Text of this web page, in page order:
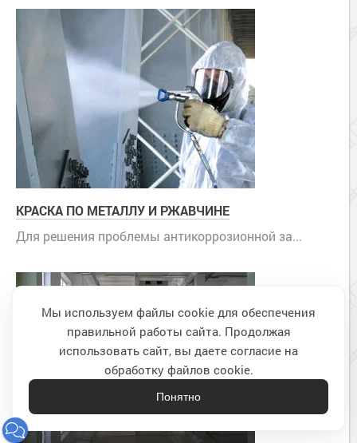
КРАСКА ПО МЕТАЛЛУ И РЖАВЧИНЕ
Для решения проблемы антикоррозионной за...
Мы используем файлы cookie для обеспечения
правильной работы сайта. Продолжая
использовать сайт, вы даете согласие на
обработку файлов cookie.
Понятно